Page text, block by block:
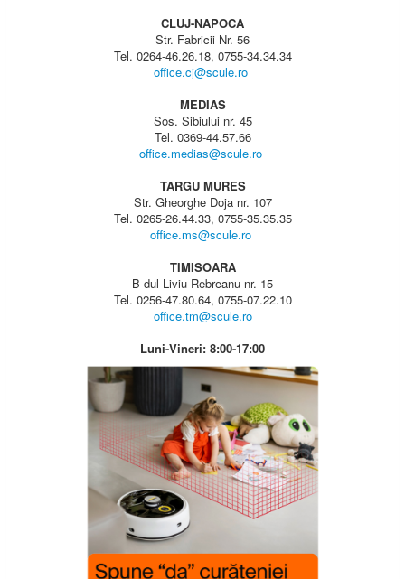
CLUJ-NAPOCA
Str. Fabricii Nr. 56
Tel. 0264-46.26.18, 0755-34.34.34
office.cj@scule.ro
MEDIAS
Sos. Sibiului nr. 45
Tel. 0369-44.57.66
office.medias@scule.ro
TARGU MURES
Str. Gheorghe Doja nr. 107
Tel. 0265-26.44.33, 0755-35.35.35
office.ms@scule.ro
TIMISOARA
B-dul Liviu Rebreanu nr. 15
Tel. 0256-47.80.64, 0755-07.22.10
office.tm@scule.ro
Luni-Vineri: 8:00-17:00